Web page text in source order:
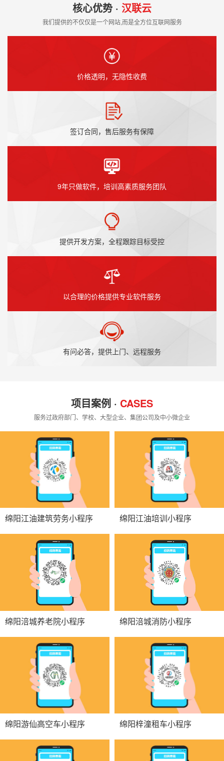
核心优势 · 汉联云
我们提供的不仅仅是一个网站,而是全方位互联网服务
价格透明，无隐性收费
签订合同，售后服务有保障
9年只做软件，培训高素质服务团队
提供开发方案，全程跟踪目标受控
以合理的价格提供专业软件服务
有问必答，提供上门、远程服务
项目案例 · CASES
服务过政府部门、学校、大型企业、集团公司及中小微企业
绵阳江油建筑劳务小程序 绵阳江油培训小程序
绵阳涪城养老院小程序 绵阳涪城消防小程序
绵阳游仙高空车小程序 绵阳梓潼租车小程序